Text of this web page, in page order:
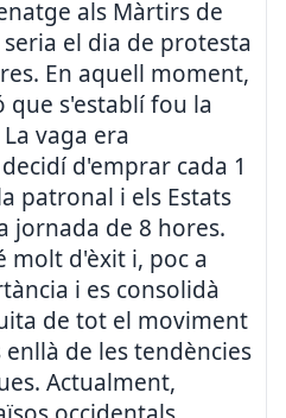
als Màrtirs de
el dia de protesta
En aquell moment,
que s'establí fou la
vaga era
d'emprar cada 1
patronal i els Estats
jornada de 8 hores.
molt d'èxit i, poc a
i es consolidà
de tot el moviment
de les tendències
Actualment,